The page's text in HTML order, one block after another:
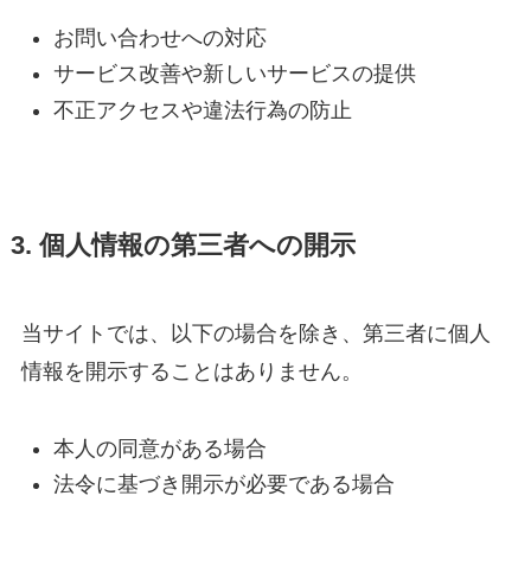
お問い合わせへの対応
サービス改善や新しいサービスの提供
不正アクセスや違法行為の防止
3. 個人情報の第三者への開示
当サイトでは、以下の場合を除き、第三者に個人
情報を開示することはありません。
本人の同意がある場合
法令に基づき開示が必要である場合